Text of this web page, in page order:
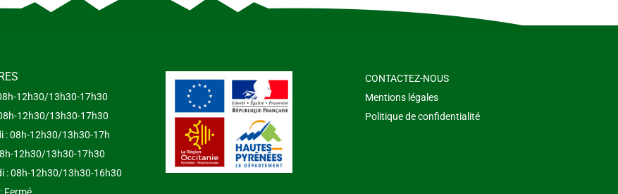
12h30/13h30-17h30
12h30/13h30-17h30
: 08h-12h30/13h30-17h
12h30/13h30-17h30
: 08h-12h30/13h30-16h30
Fermé
CONTACTEZ-NOUS
Mentions légales
Politique de confidentialité